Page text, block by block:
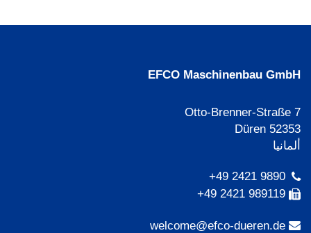
EFCO Maschinenbau GmbH
Otto-Brenner-Straße 7
52353 Düren
ألمانيا
+49 2421 9890
+49 2421 989119
welcome@efco-dueren.de